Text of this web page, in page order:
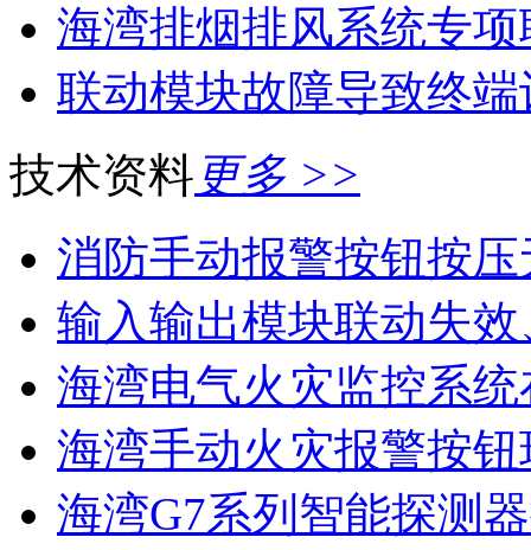
海湾排烟排风系统专
联动模块故障导致终
技术资料 更多 >>
消防手动报警按钮按
输入输出模块联动失
海湾电气火灾监控系统
海湾手动火灾报警按钮
海湾G7系列智能探测